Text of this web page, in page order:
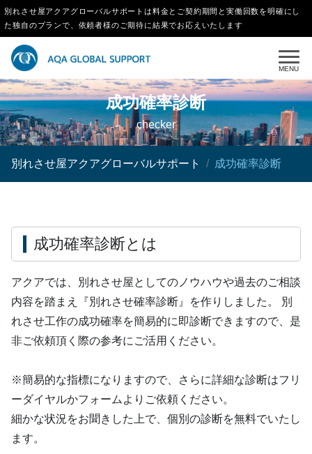
別れさせ屋アクアグローバルサポートは料金とご契約期間と実働回数を明確にし
た独自のプランで、依頼者様のご期待に結果でお応えいたします
MENU
成功確率診断
checker
別れさせ屋アクアグローバルサポート 成功確率診断
成功確率診断とは
アクアでは、別れさせ屋としてのノウハウや過去のご相談
内容を踏まえ『別れさせ確率診断』を作りしました。 別
れさせ工作の成功確率を簡易的に即診断できますので、是
非ご依頼頂く際の参考にご活用ください。
※簡易的な指標になりますので、さらに詳細な診断はフリ
ーダイヤルかフォームよりご依頼ください。
細かな状況をお聞きした上で、個別の診断を無料でいたし
ます。